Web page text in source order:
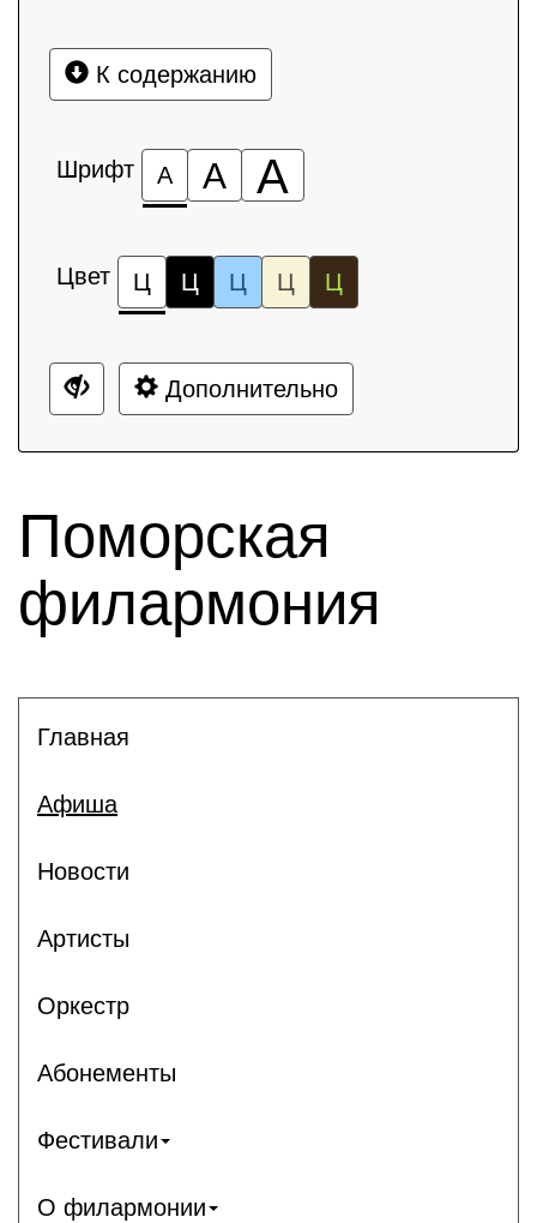
К содержанию
Шрифт А А А
Цвет Ц Ц Ц Ц Ц
Дополнительно
Поморская
филармония
Главная
Афиша
Новости
Артисты
Оркестр
Абонементы
Фестивали
О филармонии